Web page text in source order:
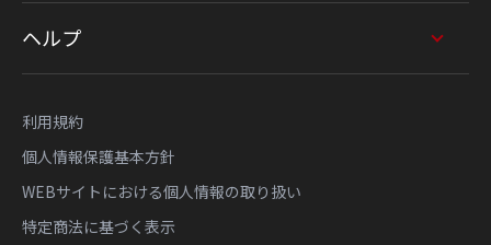
ヘルプ
利用規約
個人情報保護基本方針
WEBサイトにおける個人情報の取り扱い
特定商法に基づく表示